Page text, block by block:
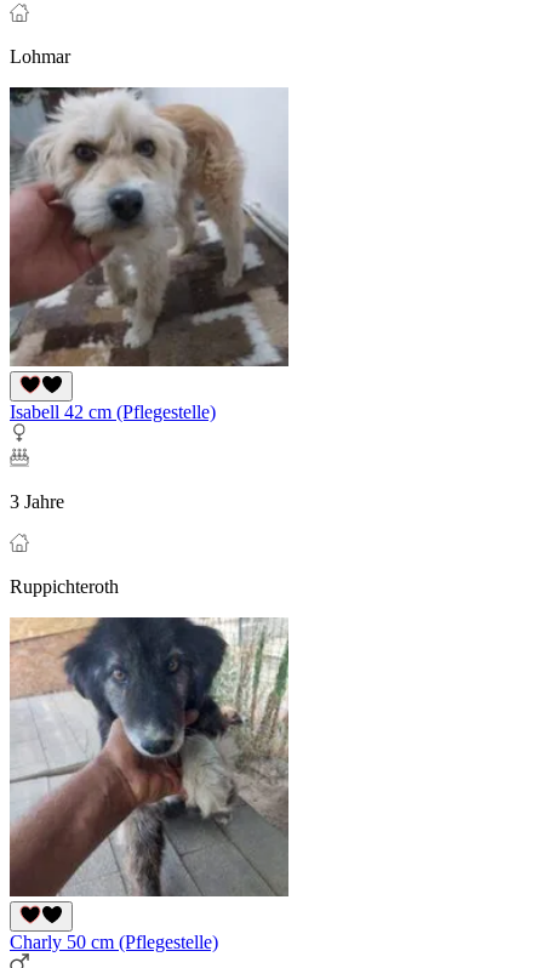
Lohmar
Isabell 42 cm (Pflegestelle)
3 Jahre
Ruppichteroth
Charly 50 cm (Pflegestelle)